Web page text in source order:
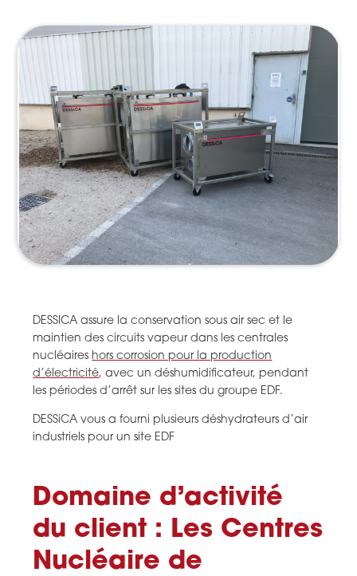
DESSICA assure la conservation sous air sec et le
maintien des circuits vapeur dans les centrales
nucléaireshors corrosion pour la production
d’électricité, avec un déshumidificateur, pendant
les périodes d’arrêt sur les sites du groupe EDF.
DESSiCA vous a fourni plusieurs déshydrateurs d’air
industriels pour un site EDF
Domaine d’activité
du client : Les Centres
Nucléaire de